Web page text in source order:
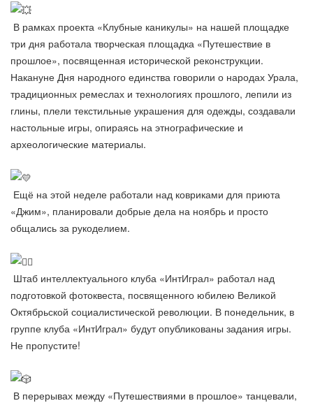
В рамках проекта «Клубные каникулы» на нашей площадке
три дня работала творческая площадка «Путешествие в
прошлое», посвященная исторической реконструкции.
Накануне Дня народного единства говорили о народах Урала,
традиционных ремеслах и технологиях прошлого, лепили из
глины, плели текстильные украшения для одежды, создавали
настольные игры, опираясь на этнографические и
археологические материалы.
Ещё на этой неделе работали над ковриками для приюта
«Джим», планировали добрые дела на ноябрь и просто
общались за рукоделием.
Штаб интеллектуального клуба «ИнтИграл» работал над
подготовкой фотоквеста, посвященного юбилею Великой
Октябрьской социалистической революции. В понедельник, в
группе клуба «ИнтИграл» будут опубликованы задания игры.
Не пропустите!
В перерывах между «Путешествиями в прошлое» танцевали,